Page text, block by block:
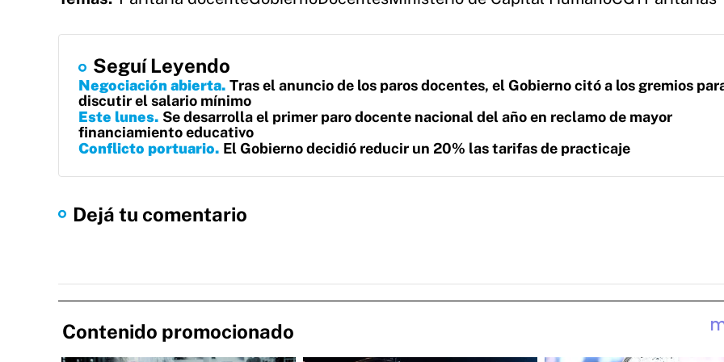
Seguí Leyendo
Negociación abierta Tras el anuncio de los paros docentes, el Gobierno citó a los gremios
discutir el salario mínimo
Este lunes Se desarrolla el primer paro docente nacional del año en reclamo de mayor
financiamiento educativo
Conflicto portuario El Gobierno decidió reducir un 20% las tarifas de practicaje
Dejá tu comentario